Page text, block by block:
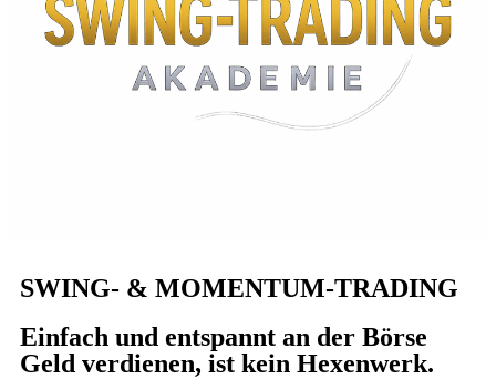
SWING- & MOMENTUM-TRADING
Einfach und entspannt an der Börse
Geld verdienen, ist kein Hexenwerk.